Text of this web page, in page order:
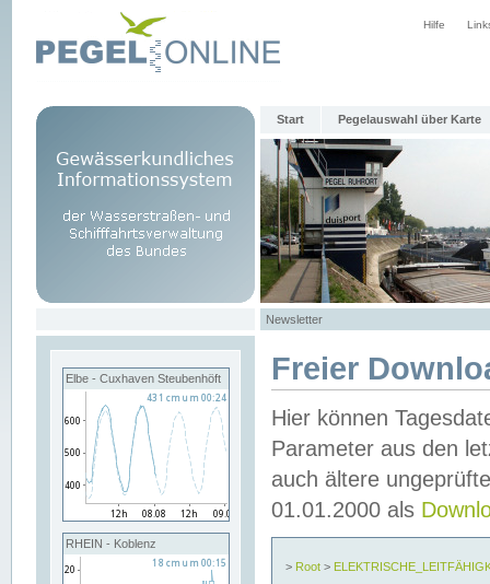
Hilfe
Start Pegelauswahl über Karte
Newsletter
Elbe - Cuxhaven Steubenhöft
RHEIN - Koblenz
Freier
Hier können
Parameter aus den
auch ältere
01.01.2000 als
> Root >